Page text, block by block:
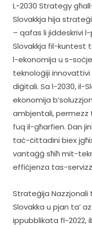
L-2030 Strategy
Slovakkja hija
– qafas li jiddeskrivi
Slovakkja fil-kuntest
l-ekonomija u s-
teknoloġiji
diġitali. Sa l-2030, il-
ekonomija
ambjentali, permezz
fuq il-għarfien. Dan
taċ-ċittadini biex
vantaġġ sħiħ mit-
effiċjenza tas-
Strateġija Nazzjonali
Slovakka u pjan ta’
ippubblikata fl-2022,